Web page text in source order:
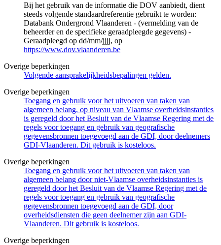
Bij het gebruik van de informatie die DOV aanbiedt, dient
steeds volgende standaardreferentie gebruikt te worden:
Databank Ondergrond Vlaanderen - (vermelding van de
beheerder en de specifieke geraadpleegde gegevens) -
Geraadpleegd op dd/mm/jjjj, op
https://www.dov.vlaanderen.be
Overige beperkingen
Volgende aansprakelijkheidsbepalingen gelden.
Overige beperkingen
Toegang en gebruik voor het uitvoeren van taken van
algemeen belang, op niveau van Vlaamse overheidsinstanties
is geregeld door het Besluit van de Vlaamse Regering met de
regels voor toegang en gebruik van geografische
gegevensbronnen toegevoegd aan de GDI, door deelnemers
GDI-Vlaanderen. Dit gebruik is kosteloos.
Overige beperkingen
Toegang en gebruik voor het uitvoeren van taken van
algemeen belang door niet-Vlaamse overheidsinstanties is
geregeld door het Besluit van de Vlaamse Regering met de
regels voor toegang en gebruik van geografische
gegevensbronnen toegevoegd aan de GDI, door
overheidsdiensten die geen deelnemer zijn aan GDI-
Vlaanderen. Dit gebruik is kosteloos.
Overige beperkingen